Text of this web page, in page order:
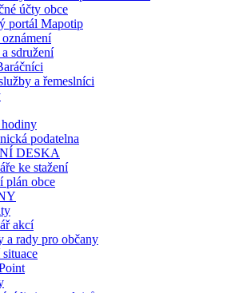
účty obce
portál Mapotip
sdružení
a řemeslníci
podatelna
DESKA
ke stažení
plán obce
akcí
a rady pro občany